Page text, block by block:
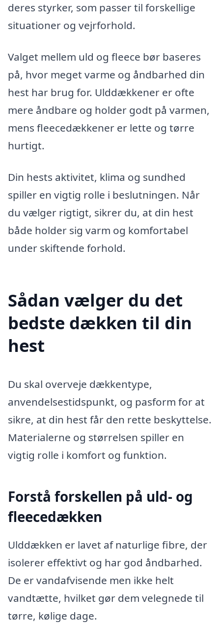
deres styrker, som passer til forskellige
situationer og vejrforhold.
Valget mellem uld og fleece bør baseres
på, hvor meget varme og åndbarhed din
hest har brug for. Ulddækkener er ofte
mere åndbare og holder godt på varmen,
mens fleecedækkener er lette og tørre
hurtigt.
Din hests aktivitet, klima og sundhed
spiller en vigtig rolle i beslutningen. Når
du vælger rigtigt, sikrer du, at din hest
både holder sig varm og komfortabel
under skiftende forhold.
Sådan vælger du det
bedste dækken til din
hest
Du skal overveje dækkentype,
anvendelsestidspunkt, og pasform for at
sikre, at din hest får den rette beskyttelse.
Materialerne og størrelsen spiller en
vigtig rolle i komfort og funktion.
Forstå forskellen på uld- og
fleecedækken
Ulddækken er lavet af naturlige fibre, der
isolerer effektivt og har god åndbarhed.
De er vandafvisende men ikke helt
vandtætte, hvilket gør dem velegnede til
tørre, kølige dage.